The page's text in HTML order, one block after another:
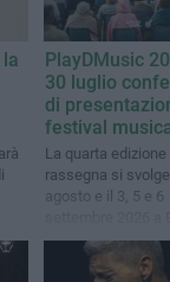
PlayDMusic
30 luglio
di
festival
La quarta edizione
rassegna si
agosto e il 3, 5 e 6